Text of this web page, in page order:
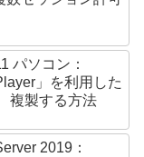
パソコン：
」を利用した
複製する方法
2019：